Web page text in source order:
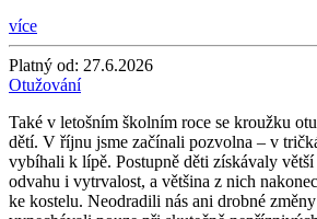
více
Platný od: 27.6.2026
Otužování
Také v letošním školním roce se kroužku
dětí. V říjnu jsme začínali pozvolna – v
vybíhali k lípě. Postupně děti získávaly
odvahu i vytrvalost, a většina z nich
ke kostelu. Neodradili nás ani drobné